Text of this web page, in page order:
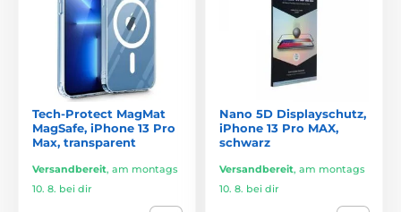
Tech-Protect MagMat
MagSafe, iPhone 13 Pro
Max, transparent
Versandbereit, am montags
10. 8. bei dir
Nano 5D Displayschutz,
iPhone 13 Pro MAX,
schwarz
Versandbereit, am montags
10. 8. bei dir